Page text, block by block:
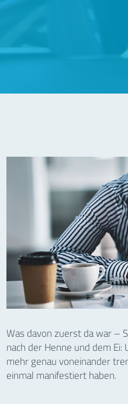
Was davon zuerst da war –
nach der Henne und dem
mehr genau voneinander
einmal manifestiert haben.